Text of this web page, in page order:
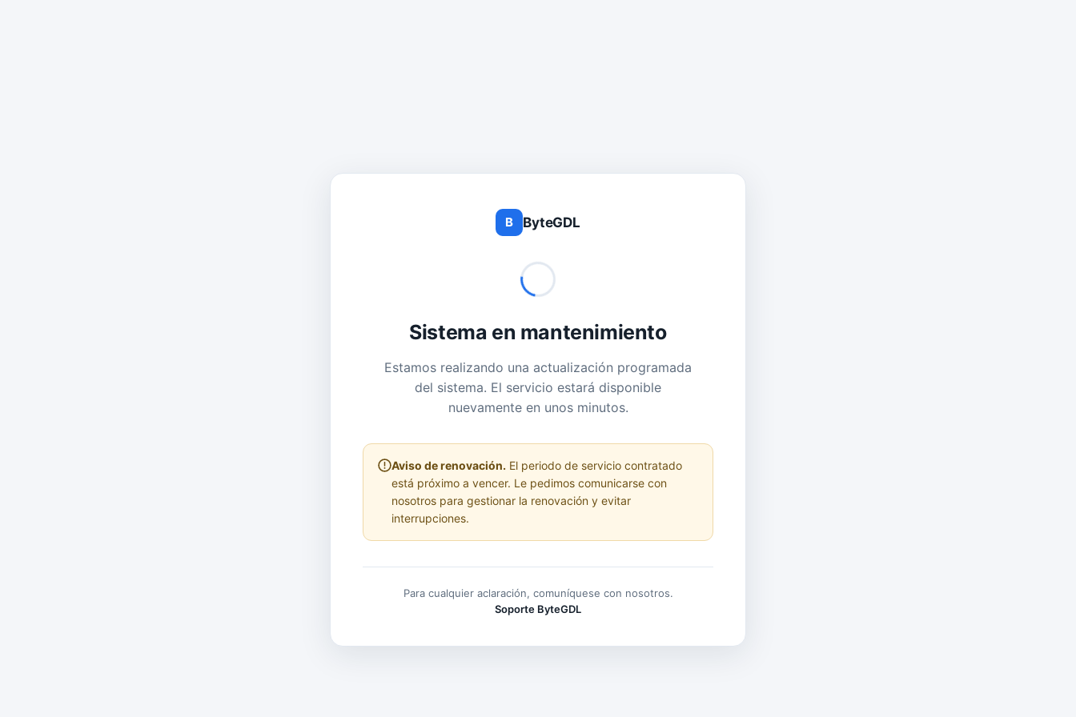
B ByteGDL
Sistema en mantenimiento
Estamos realizando una actualización programada
del sistema. El servicio estará disponible
nuevamente en unos minutos.
Aviso de renovación. El periodo de servicio contratado
está próximo a vencer. Le pedimos comunicarse con
nosotros para gestionar la renovación y evitar
interrupciones.
Para cualquier aclaración, comuníquese con nosotros.
Soporte ByteGDL